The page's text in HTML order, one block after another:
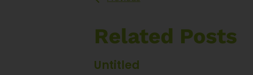
Related Posts
Untitled